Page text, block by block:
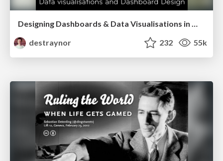
Designing Dashboards & Data Visualisations in Web Apps
destraynor
232 55k